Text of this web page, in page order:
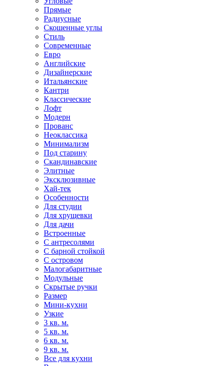
Прямые
Радиусные
Скошенные углы
Стиль
Современные
Евро
Английские
Дизайнерские
Итальянские
Кантри
Классические
Лофт
Модерн
Прованс
Неоклассика
Минимализм
Под старину
Скандинавские
Элитные
Эксклюзивные
Хай-тек
Особенности
Для студии
Для хрущевки
Для дачи
Встроенные
С антресолями
С барной стойкой
С островом
Малогабаритные
Модульные
Скрытые ручки
Размер
Мини-кухни
Узкие
3 кв. м.
5 кв. м.
6 кв. м.
9 кв. м.
Все для кухни